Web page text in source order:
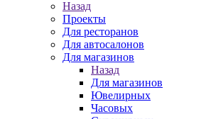
Назад
Проекты
Для ресторанов
Для автосалонов
Для магазинов
Назад
Для магазинов
Ювелирных
Часовых